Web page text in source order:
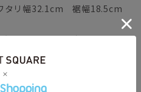
リ幅32.1cm 裾幅18.5cm
スト103.0cm ウエスト
ウエスト仕上がり78.0cm
リ幅32.7cm 裾幅19.0cm